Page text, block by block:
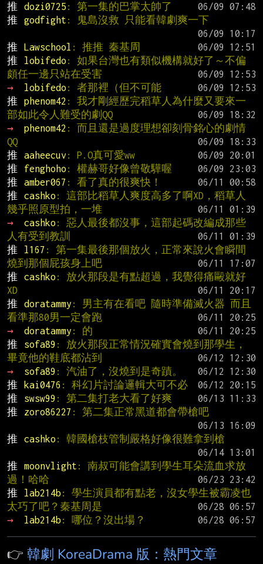
推 dozi0725 : 第一集的巴掌太帥了
推
godfight : 鬼島沒救 只能看韓劇爽一下
推
Lawschool : 推推 秦基周
推
lobifedo : 如果台灣也有類似機構就好了～不偏
頗任一邊只站在受害
→
lobifedo : 者那裡（但不可能
推
phenom42 : 我才剛經歷完稻草人為什麼又要來一
部如此令人難受的劇QQ
→
phenom42 : 而且還是過度理想卻刻骨銘心的劇情
QQ
推
aaheecuv : P.O真可愛ww
推
fenghoho : 權赫哥好像曾敬驊喔
推
amber067 : 看了真的很爽快！
推
cashko : 這部比稻草人爽度高多了啊XD，稻草人
幾乎照原型拍，一堆
→
cashko : 惡人最後都沒事，這部起碼改編成那些
人有受到教訓
推
l167 : 第一集最後那個放火，正常來說火會瞬間
燒到那個屁孩身上吧
推
cashko : 放火那段是有點超過，我覺得痛毆就好
XD
推
doratammy : 男主有在看吧 隨時準備滅火器 而且
看準那80男一定會跑
→
doratammy : 的
推
sofa89 : 放火那段正常情況確實會燒到那學生，
畢竟他的鞋底都沾到
→
sofa89 : 汽油了，沒燒到是奇蹟。
推
kai0476 : 科幻片討論邏輯大可不必
推
swsw99 : 第二集打老大看了好爽
推
zoro86227 : 第二集正常黑道都會帶槍吧
推
cashko : 韓國槍枝管制嚴格好像很難拿到槍
推
moonvlight : 南叔可能會講到學生耳朵流血求放
過！哈哈
推
lab214b : 學生演員都有點老，沒女學生被霸凌也
太巧了吧？秦基周是
→
lab214b : 哪位？沒出場？
👉 韓劇 KoreaDrama 版：熱門文章